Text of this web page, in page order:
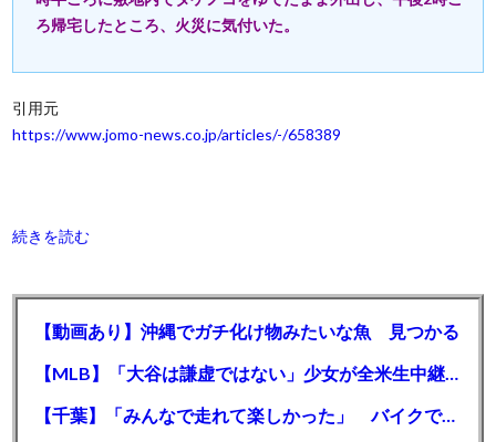
ろ帰宅したところ、火災に気付いた。
引用元
https://www.jomo-news.co.jp/articles/-/658389
続きを読む
【動画あり】沖縄でガチ化け物みたいな魚 見つかる
【MLB】「大谷は謙虚ではない」少女が全米生中継で突然の大谷翔平批判 サイン無視された過去明かす
【千葉】「みんなで走れて楽しかった」 バイクでバースデー集団暴走 男女５７人を書類送検 SNSで参加者募る